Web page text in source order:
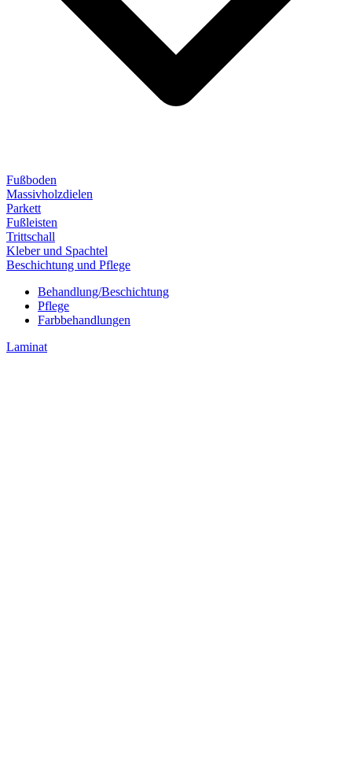
Fußboden
Massivholzdielen
Parkett
Fußleisten
Trittschall
Kleber und Spachtel
Beschichtung und Pflege
Behandlung/Beschichtung
Pflege
Farbbehandlungen
Laminat